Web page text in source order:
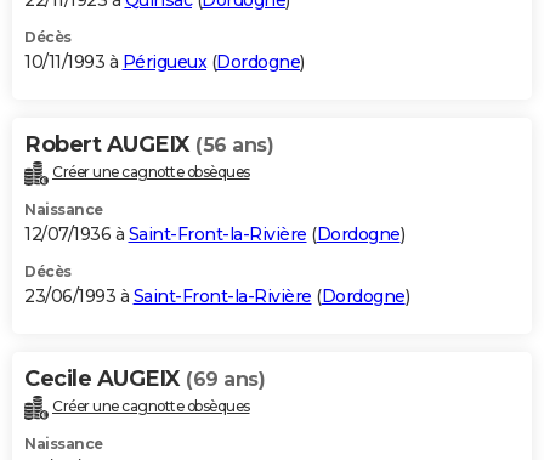
Décès
10/11/1993 à Périgueux(Dordogne)
Robert AUGEIX (56 ans)
Créer une cagnotte obsèques
Naissance
12/07/1936 à Saint-Front-la-Rivière (Dordogne)
Décès
23/06/1993 à Saint-Front-la-Rivière (Dordogne)
Cecile AUGEIX (69 ans)
Créer une cagnotte obsèques
Naissance